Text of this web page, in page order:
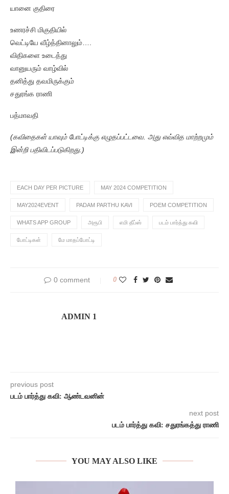
யானை குதிரை
உணரச்சி மிகுதியில்
வெட்டியே வீழ்த்தினாலும்….
விதிகளை உடைத்து
வானுயரும் வாழ்வில்
தனித்து தவமிருக்கும்
சதுரங்க ராணி
பத்மாவதி
(கவிதைகள் யாவும் போட்டிக்கு எழுதப்பட்டவை. அது எவ்வித மாற்றமும்
இன்றி பதிவிடப்படுகிறது.)
EACH DAY PER PICTURE MAY 2024 COMPETITION
MAY2024EVENT PADAM PARTHU KAVI POEM COMPETITION
WHATS APP GROUP அரூபி எமி தீப்ஸ் படம் பார்த்து கவி
போட்டிகள் மே மாதப்போட்டி
0 comment 0
ADMIN 1
previous post
படம் பார்த்து கவி: ஆண்டவனின்
next post
படம் பார்த்து கவி: சதுரங்கத்து ராணி
YOU MAY ALSO LIKE